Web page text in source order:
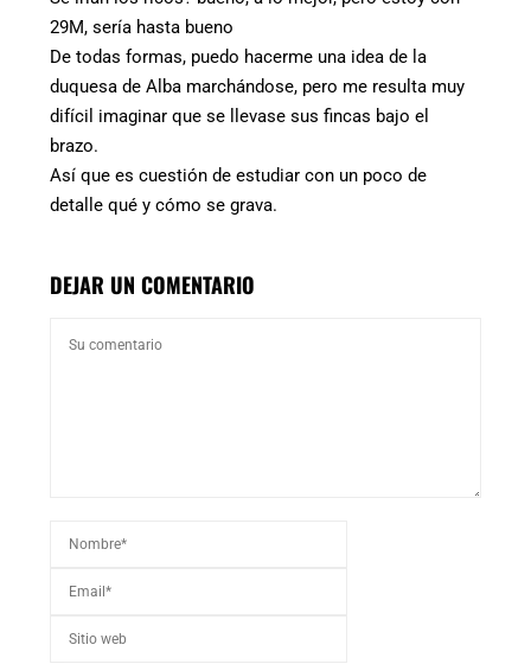
29M, sería hasta bueno
De todas formas, puedo hacerme una idea de la
duquesa de Alba marchándose, pero me resulta muy
difícil imaginar que se llevase sus fincas bajo el
brazo.
Así que es cuestión de estudiar con un poco de
detalle qué y cómo se grava.
DEJAR UN COMENTARIO